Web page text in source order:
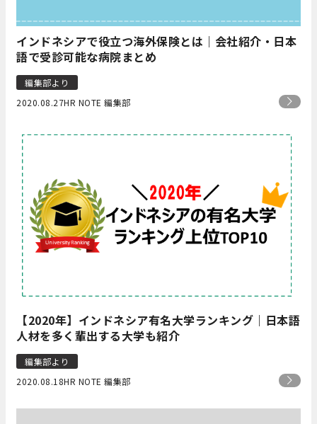
インドネシアで役立つ海外保険とは｜会社紹介・日本
語で受診可能な病院まとめ
編集部より
2020.08.27HR NOTE 編集部
【2020年】インドネシア有名大学ランキング｜日本語
人材を多く輩出する大学も紹介
編集部より
2020.08.18HR NOTE 編集部